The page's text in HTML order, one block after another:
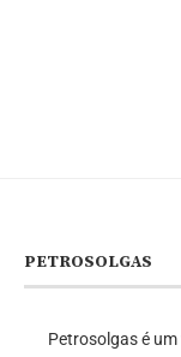
PETROSOLGAS
Petrosolgas é